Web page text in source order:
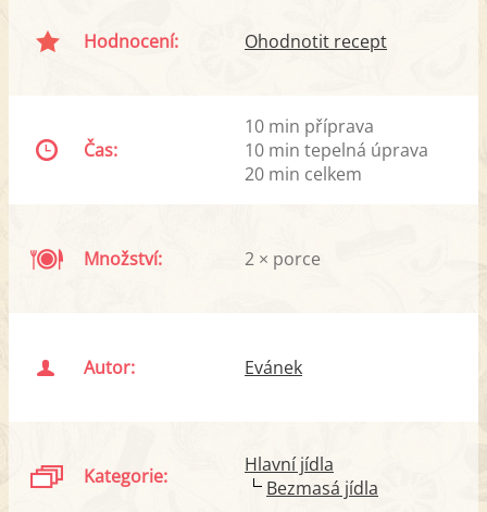
Hodnocení: Ohodnotit recept
Čas:
10 min příprava
10 min tepelná úprava
20 min celkem
Množství: 2 × porce
Autor: Evánek
Kategorie:
Hlavní jídla
Bezmasá jídla